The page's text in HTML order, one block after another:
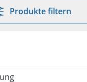
Produkte filtern